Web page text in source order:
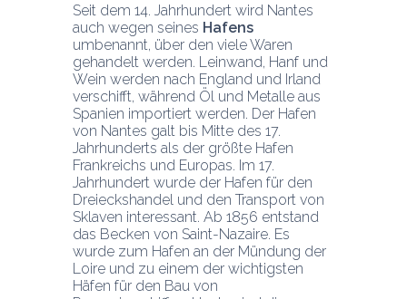
Seit dem 14. Jahrhundert wird Nantes
auch wegen seines Hafens
umbenannt, über den viele Waren
gehandelt werden. Leinwand, Hanf und
Wein werden nach England und Irland
verschifft, während Öl und Metalle aus
Spanien importiert werden. Der Hafen
von Nantes galt bis Mitte des 17.
Jahrhunderts als der größte Hafen
Frankreichs und Europas. Im 17.
Jahrhundert wurde der Hafen für den
Dreieckshandel und den Transport von
Sklaven interessant. Ab 1856 entstand
das Becken von Saint-Nazaire. Es
wurde zum Hafen an der Mündung der
Loire und zu einem der wichtigsten
Häfen für den Bau von